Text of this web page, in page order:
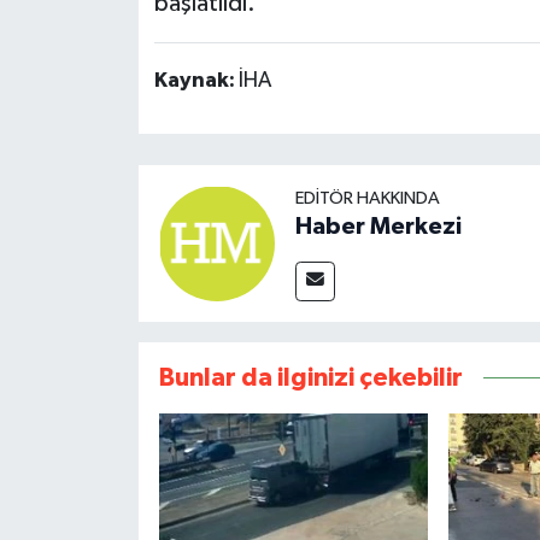
Kaynak: İHA
EDITÖR HAKKINDA
Haber Merkezi
Bunlar da ilginizi çekebilir